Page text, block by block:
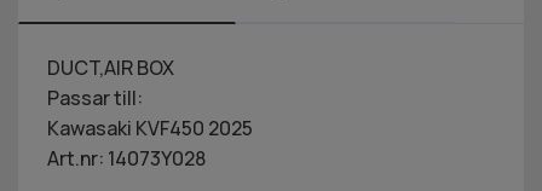
DUCT,AIR BOX
Passar till:
Kawasaki KVF450 2025
Art.nr: 14073Y028